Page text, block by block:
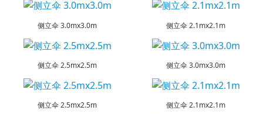
侧立伞 3.0mx3.0m 侧立伞 2.1mx2.1m
侧立伞 2.5mx2.5m 侧立伞 3.0mx3.0m
侧立伞 2.5mx2.5m 侧立伞 2.1mx2.1m